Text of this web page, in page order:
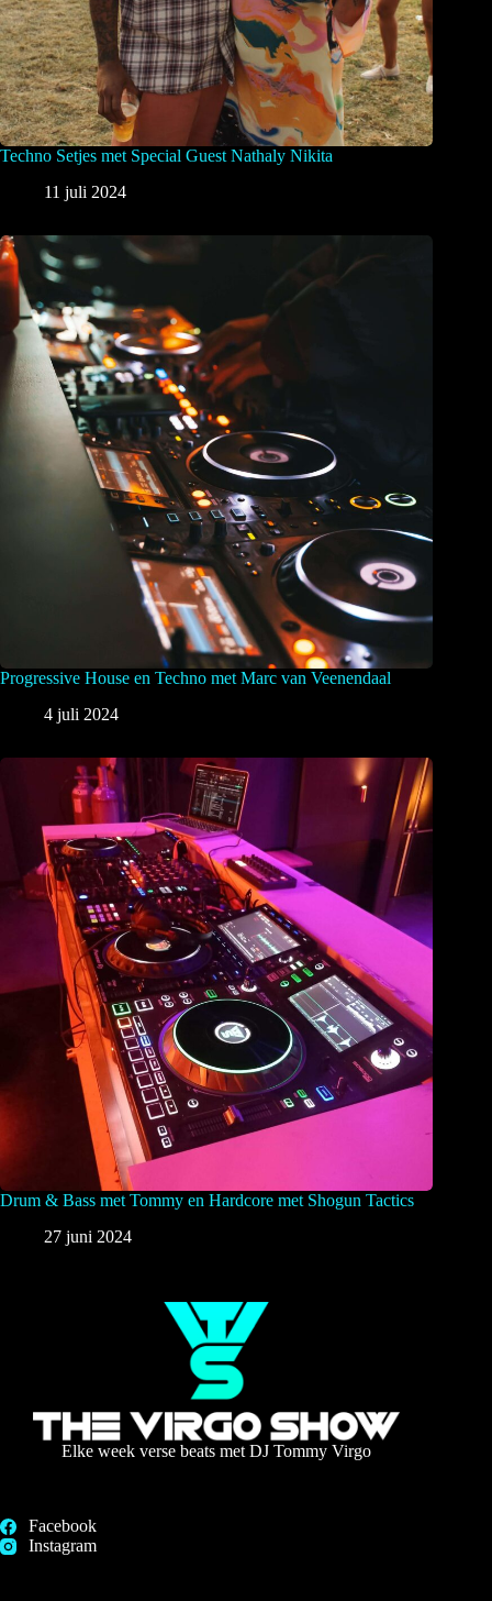
Techno Setjes met Special Guest Nathaly Nikita
11 juli 2024
Progressive House en Techno met Marc van Veenendaal
4 juli 2024
Drum & Bass met Tommy en Hardcore met Shogun Tactics
27 juni 2024
Elke week verse beats met DJ Tommy Virgo
Facebook
Instagram